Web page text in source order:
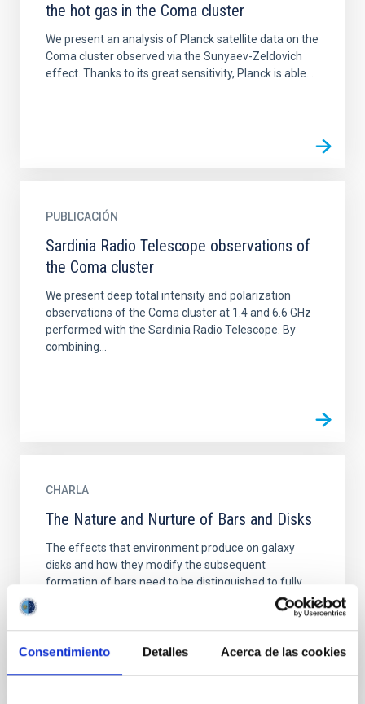
Consentimiento Detalles Acerca de las cookies
the hot gas in the Coma cluster
We present an analysis of Planck satellite data on the
Coma cluster observed via the Sunyaev-Zeldovich
effect. Thanks to its great sensitivity, Planck is able...
PUBLICACIÓN
Sardinia Radio Telescope observations of
the Coma cluster
We present deep total intensity and polarization
observations of the Coma cluster at 1.4 and 6.6 GHz
performed with the Sardinia Radio Telescope. By
combining...
CHARLA
The Nature and Nurture of Bars and Disks
The effects that environment produce on galaxy
disks and how they modify the subsequent
formation of bars need to be distinguished to fully